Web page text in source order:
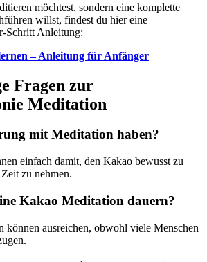
möchtest, sondern eine komplette
willst, findest du hier eine
Schritt Anleitung:
– Anleitung für Anfänger
Fragen zur
Meditation
mit Meditation haben?
einfach damit, den Kakao bewusst zu
zu nehmen.
Kakao Meditation dauern?
können ausreichen, obwohl viele Menschen